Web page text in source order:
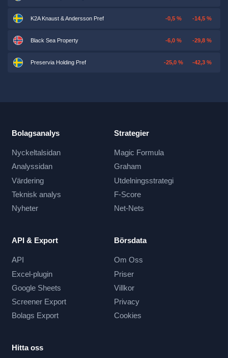
K2A Knaust & Andersson Pref -0,5 % -14,5 %
Black Sea Property -6,0 % -29,8 %
Preservia Holding Pref -25,0 % -42,3 %
Bolagsanalys
Nyckeltalsidan
Analyssidan
Värdering
Teknisk analys
Nyheter
Strategier
Magic Formula
Graham
Utdelningsstrategi
F-Score
Net-Nets
API & Export
API
Excel-plugin
Google Sheets
Screener Export
Bolags Export
Börsdata
Om Oss
Priser
Villkor
Privacy
Cookies
Hitta oss